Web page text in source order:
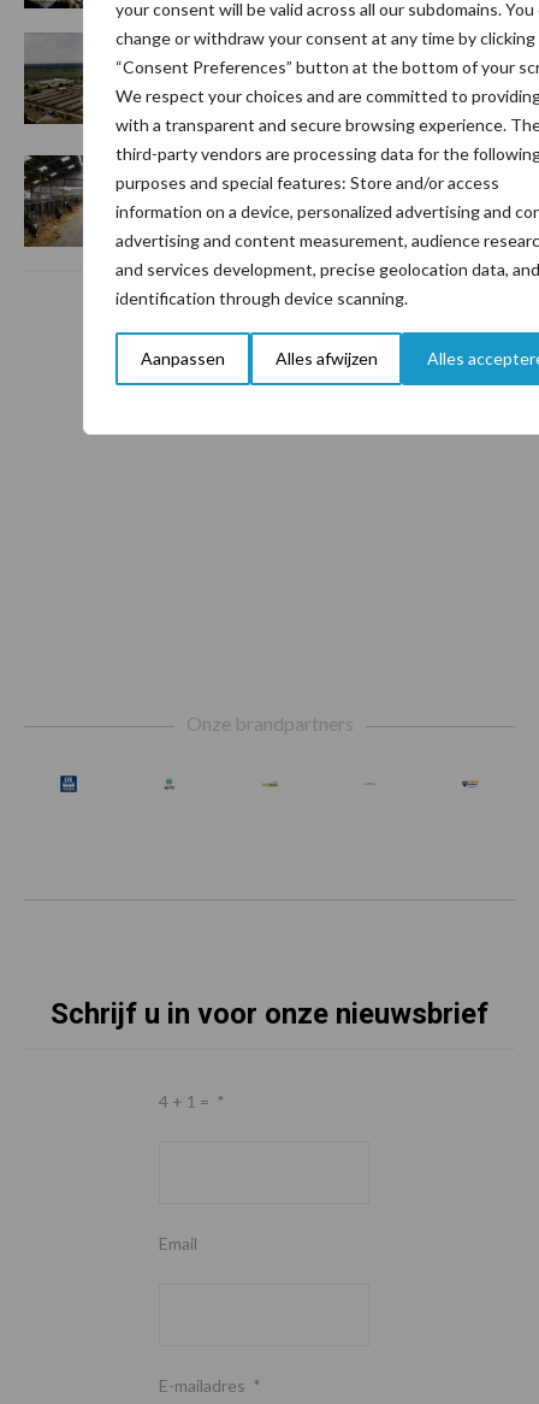
your consent will be valid across all our subdomains. You
change or withdraw your consent at any time by
“Consent Preferences” button at the bottom of your
We respect your choices and are committed to
with a transparent and secure browsing experience.
third-party vendors are processing data for the
purposes and special features: Store and/or access
information on a device, personalized advertising and
advertising and content measurement, audience
and services development, precise geolocation data, and
identification through device scanning.
Aanpassen Alles afwijzen Alles
5 aug
“Vraag naar praktische
hygieneoplossingen is in Polen
groter dan ooit”
5 aug
Drie Franse bedrijven over de grens
van 14.000 kilogram melk
Onze brandpartners
Schrijf u in voor onze nieuwsbrief
4 + 1 = *
Email
E-mailadres *